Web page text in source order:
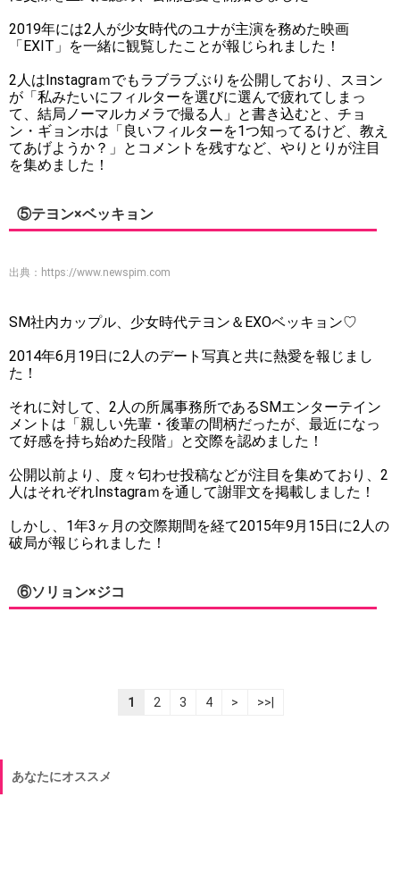
2019年には2人が少女時代のユナが主演を務めた映画
「EXIT」を一緒に観覧したことが報じられました！
2人はInstagraｍでもラブラブぶりを公開しており、スヨン
が「私みたいにフィルターを選びに選んで疲れてしまっ
て、結局ノーマルカメラで撮る人」と書き込むと、チョ
ン・ギョンホは「良いフィルターを1つ知ってるけど、教え
てあげようか？」とコメントを残すなど、やりとりが注目
を集めました！
⑤テヨン×ベッキョン
出典： https://www.newspim.com
SM社内カップル、少女時代テヨン＆EXOベッキョン♡
2014年6月19日に2人のデート写真と共に熱愛を報じまし
た！
それに対して、2人の所属事務所であるSMエンターテイン
メントは「親しい先輩・後輩の間柄だったが、最近になっ
て好感を持ち始めた段階」と交際を認めました！
公開以前より、度々匂わせ投稿などが注目を集めており、2
人はそれぞれInstagraｍを通して謝罪文を掲載しました！
しかし、1年3ヶ月の交際期間を経て2015年9月15日に2人の
破局が報じられました！
⑥ソリョン×ジコ
1 2 3 4 > >>|
あなたにオススメ